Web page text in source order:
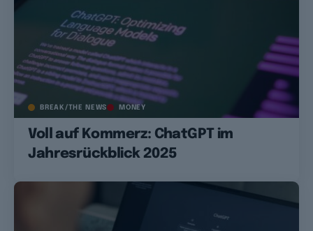
BREAK/THE NEWS MONEY
Voll auf Kommerz: ChatGPT im
Jahresrückblick 2025